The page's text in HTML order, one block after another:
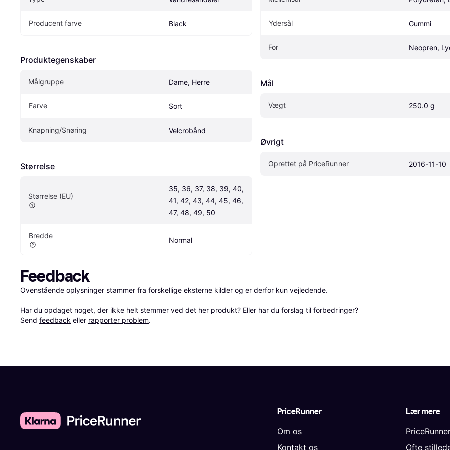
Producent farve Black
Produktegenskaber
Målgruppe Dame, Herre
Farve Sort
Knapning/Snøring Velcrobånd
Størrelse
Størrelse (EU)
35, 36, 37, 38, 39, 40,
41, 42, 43, 44, 45, 46,
47, 48, 49, 50
Bredde
Normal
Ydersål Gummi
For Neopren,
Mål
Vægt 250.0 g
Øvrigt
Oprettet på PriceRunner 2016-11-10
Feedback
Ovenstående oplysninger stammer fra forskellige eksterne kilder og er derfor kun vejledende.
Har du opdaget noget, der ikke helt stemmer ved det her produkt? Eller har du forslag til forbedringer?
Send feedback eller rapporter problem.
PriceRunner
Om os
Kontakt os
Lær mere
Ofte